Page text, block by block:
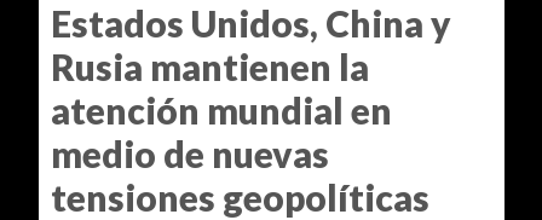
Estados Unidos, China y
Rusia mantienen la
atención mundial en
medio de nuevas
tensiones geopolíticas